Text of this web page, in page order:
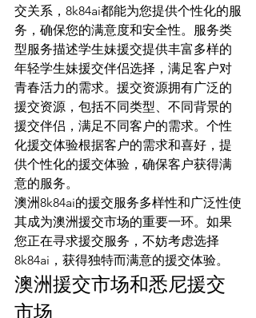
交关系，8k84ai都能为您提供个性化的服
务，确保您的满意度和安全性。服务类
型服务描述学生妹援交提供丰富多样的
年轻学生妹援交伴侣选择，满足客户对
青春活力的需求。援交资源拥有广泛的
援交资源，包括不同类型、不同背景的
援交伴侣，满足不同客户的需求。个性
化援交体验根据客户的需求和喜好，提
供个性化的援交体验，确保客户获得满
意的服务。
澳洲8k84ai的援交服务多样性和广泛性使
其成为澳洲援交市场的重要一环。如果
您正在寻求援交服务，不妨考虑选择
8k84ai，获得独特而满意的援交体验。
澳洲援交市场和悉尼援交
市场